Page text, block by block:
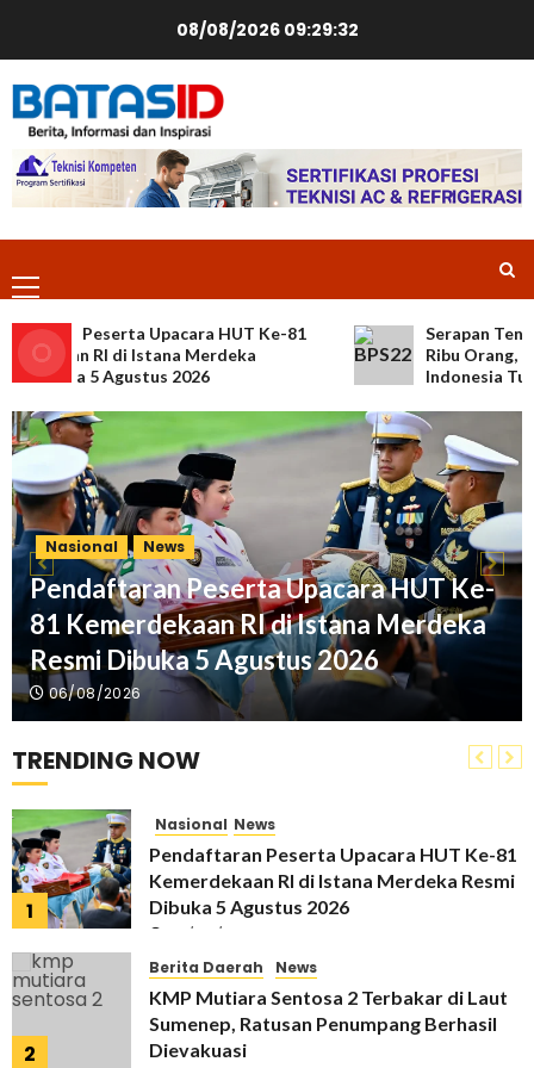
08/08/2026 09:29:33
Primary
Menu
Peserta Upacara HUT Ke-81
RI di Istana Merdeka
5 Agustus 2026
Serapan
Ribu Orang,
Indonesia
Nasional News
Pendaftaran Peserta Upacara HUT Ke-
81 Kemerdekaan RI di Istana Merdeka
Resmi Dibuka 5 Agustus 2026
06/08/2026
TRENDING NOW
5
Bupati Pemalang Terjaring OTT KPK,
Diduga Terima Suap Proyek dan Jual Beli
Jabatan
30/07/2026
6
Nasional News
Polda Metro Jaya Tetapkan Tujuh
Tersangka dalam Bentrokan Maut di
Menteng Jakarta Pusat
28/07/2026
7
Nasional News
Misteri Kematian Sutrimo, Penjaga Rumah
Diselidiki Polisi
1
Nasional News
Pendaftaran Peserta Upacara HUT Ke-81
Kemerdekaan RI di Istana Merdeka Resmi
Dibuka 5 Agustus 2026
06/08/2026
2
Berita Daerah News
KMP Mutiara Sentosa 2 Terbakar di Laut
Sumenep, Ratusan Penumpang Berhasil
Dievakuasi